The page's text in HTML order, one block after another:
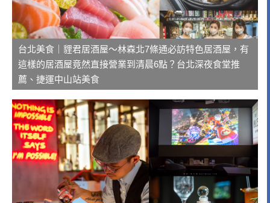
台北美食｜貍君居酒屋～林森北7條通必訪特色居酒屋，有
這樣的居酒屋竟然直接營業到清晨6點？台北深夜食堂推
薦、捷運中山站美食